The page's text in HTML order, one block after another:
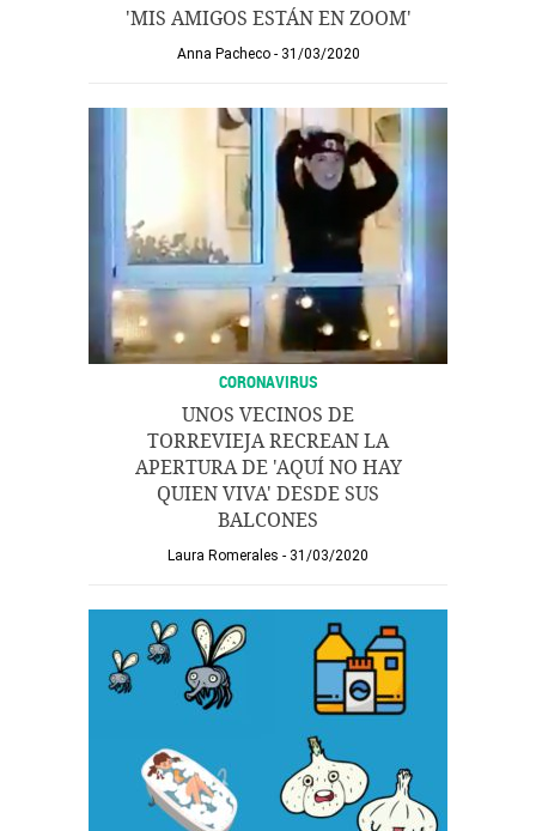
'MIS AMIGOS ESTÁN EN ZOOM'
Anna Pacheco 31/03/2020
CORONAVIRUS
UNOS VECINOS DE
TORREVIEJA RECREAN LA
APERTURA DE 'AQUÍ NO HAY
QUIEN VIVA' DESDE SUS
BALCONES
Laura Romerales 31/03/2020